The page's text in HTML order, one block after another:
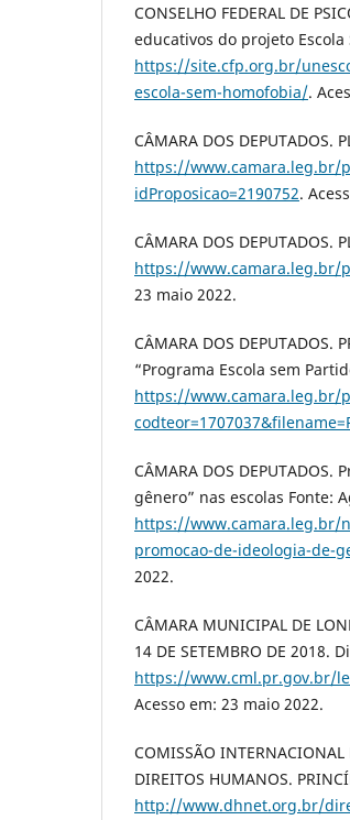
CONSELHO FEDERAL DE
educativos do projeto
https://site.cfp.org.br/
escola-sem-homofobia/.
CÂMARA DOS
https://www.camara.leg.br/
idProposicao=2190752.
CÂMARA DOS
https://www.camara.leg.br/
23 maio 2022.
CÂMARA DOS DEPUTADOS.
“Programa Escola sem
https://www.camara.leg.br/
CÂMARA DOS
gênero” nas escolas Fonte:
https://www.camara.leg.br/
promocao-de-ideologia-de-
2022.
CÂMARA MUNICIPAL DE
14 DE SETEMBRO DE 2018.
https://www.cml.pr.gov.br/
Acesso em: 23 maio 2022.
COMISSÃO INTERNACIONAL
DIREITOS HUMANOS.
http://www.dhnet.org.br/